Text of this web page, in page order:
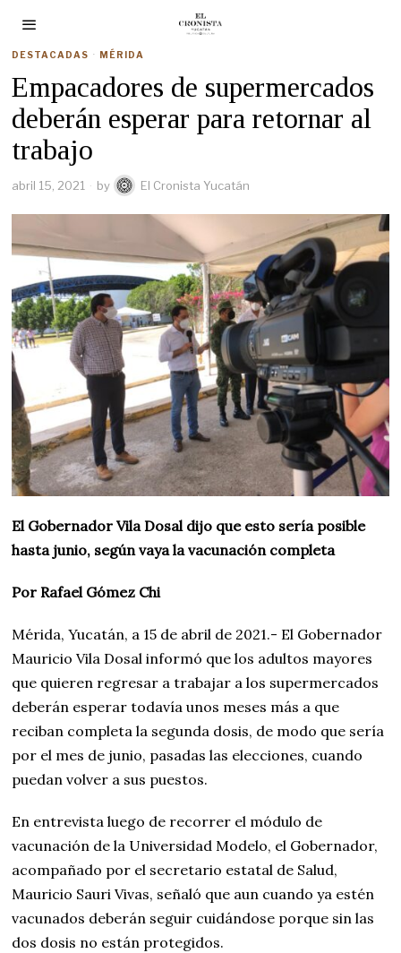
DESTACADAS · MÉRIDA
Empacadores de supermercados
deberán esperar para retornar al
trabajo
abril 15, 2021 by El Cronista Yucatán
El Gobernador Vila Dosal dijo que esto sería posible
hasta junio, según vaya la vacunación completa
Por Rafael Gómez Chi
Mérida, Yucatán, a 15 de abril de 2021.- El Gobernador
Mauricio Vila Dosal informó que los adultos mayores
que quieren regresar a trabajar a los supermercados
deberán esperar todavía unos meses más a que
reciban completa la segunda dosis, de modo que sería
por el mes de junio, pasadas las elecciones, cuando
puedan volver a sus puestos.
En entrevista luego de recorrer el módulo de
vacunación de la Universidad Modelo, el Gobernador,
acompañado por el secretario estatal de Salud,
Mauricio Sauri Vivas, señaló que aun cuando ya estén
vacunados deberán seguir cuidándose porque sin las
dos dosis no están protegidos.